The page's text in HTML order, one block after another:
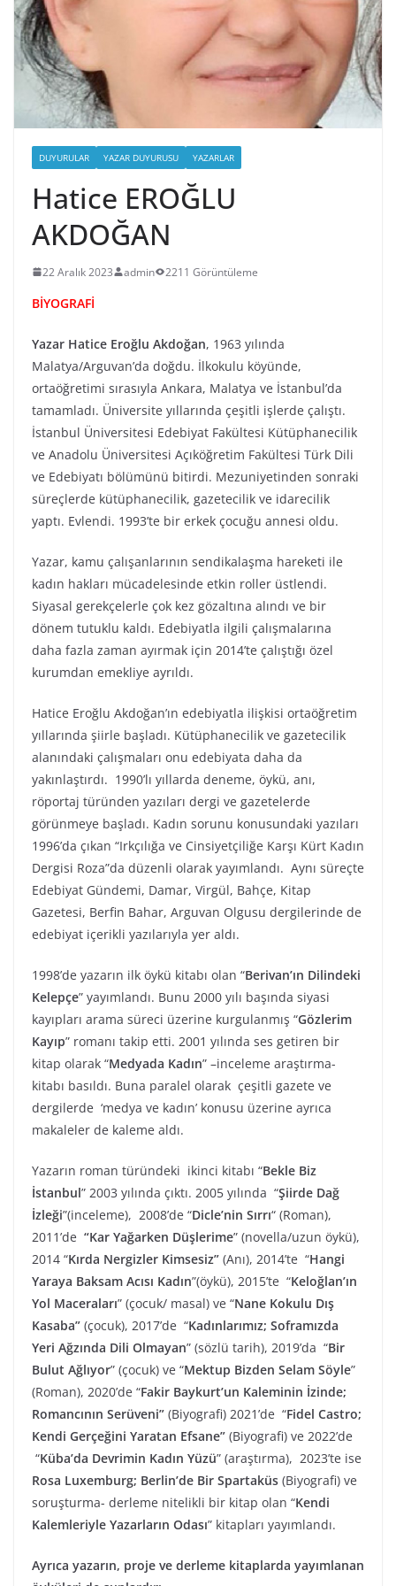
DUYURULAR YAZAR DUYURUSU YAZARLAR
Hatice EROĞLU
AKDOĞAN
22 Aralık 2023 admin 2211 Görüntüleme
BİYOGRAFİ
Yazar Hatice Eroğlu Akdoğan, 1963 yılında
Malatya/Arguvan’da doğdu. İlkokulu köyünde,
ortaöğretimi sırasıyla Ankara, Malatya ve İstanbul’da
tamamladı. Üniversite yıllarında çeşitli işlerde çalıştı.
İstanbul Üniversitesi Edebiyat Fakültesi Kütüphanecilik
ve Anadolu Üniversitesi Açıköğretim Fakültesi Türk Dili
ve Edebiyatı bölümünü bitirdi. Mezuniyetinden sonraki
süreçlerde kütüphanecilik, gazetecilik ve idarecilik
yaptı. Evlendi. 1993’te bir erkek çocuğu annesi oldu.
Yazar, kamu çalışanlarının sendikalaşma hareketi ile
kadın hakları mücadelesinde etkin roller üstlendi.
Siyasal gerekçelerle çok kez gözaltına alındı ve bir
dönem tutuklu kaldı. Edebiyatla ilgili çalışmalarına
daha fazla zaman ayırmak için 2014’te çalıştığı özel
kurumdan emekliye ayrıldı.
Hatice Eroğlu Akdoğan’ın edebiyatla ilişkisi ortaöğretim
yıllarında şiirle başladı. Kütüphanecilik ve gazetecilik
alanındaki çalışmaları onu edebiyata daha da
yakınlaştırdı. 1990’lı yıllarda deneme, öykü, anı,
röportaj türünden yazıları dergi ve gazetelerde
görünmeye başladı. Kadın sorunu konusundaki yazıları
1996’da çıkan “Irkçılığa ve Cinsiyetçiliğe Karşı Kürt Kadın
Dergisi Roza”da düzenli olarak yayımlandı. Aynı süreçte
Edebiyat Gündemi, Damar, Virgül, Bahçe, Kitap
Gazetesi, Berfin Bahar, Arguvan Olgusu dergilerinde de
edebiyat içerikli yazılarıyla yer aldı.
1998’de yazarın ilk öykü kitabı olan “Berivan’ın Dilindeki
Kelepçe” yayımlandı. Bunu 2000 yılı başında siyasi
kayıpları arama süreci üzerine kurgulanmış “Gözlerim
Kayıp” romanı takip etti. 2001 yılında ses getiren bir
kitap olarak “Medyada Kadın” –inceleme araştırma-
kitabı basıldı. Buna paralel olarak çeşitli gazete ve
dergilerde ‘medya ve kadın’ konusu üzerine ayrıca
makaleler de kaleme aldı.
Yazarın roman türündeki ikinci kitabı “Bekle Biz
İstanbul” 2003 yılında çıktı. 2005 yılında “Şiirde Dağ
İzleği”(inceleme), 2008’de “Dicle’nin Sırrı“ (Roman),
2011’de “Kar Yağarken Düşlerime” (novella/uzun öykü),
2014 “Kırda Nergizler Kimsesiz” (Anı), 2014’te “Hangi
Yaraya Baksam Acısı Kadın”(öykü), 2015’te “Keloğlan’ın
Yol Maceraları” (çocuk/ masal) ve “Nane Kokulu Dış
Kasaba” (çocuk), 2017’de “Kadınlarımız; Soframızda
Yeri Ağzında Dili Olmayan” (sözlü tarih), 2019’da “Bir
Bulut Ağlıyor” (çocuk) ve “Mektup Bizden Selam Söyle”
(Roman), 2020’de “Fakir Baykurt’un Kaleminin İzinde;
Romancının Serüveni” (Biyografi) 2021’de “Fidel Castro;
Kendi Gerçeğini Yaratan Efsane” (Biyografi) ve 2022’de
“Küba’da Devrimin Kadın Yüzü” (araştırma), 2023’te ise
Rosa Luxemburg; Berlin’de Bir Spartaküs (Biyografi) ve
soruşturma- derleme nitelikli bir kitap olan “Kendi
Kalemleriyle Yazarların Odası” kitapları yayımlandı.
Ayrıca yazarın, proje ve derleme kitaplarda yayımlanan